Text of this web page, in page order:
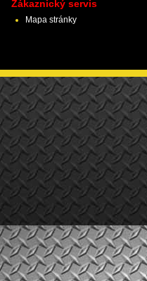
Zákaznický servis
Mapa stránky